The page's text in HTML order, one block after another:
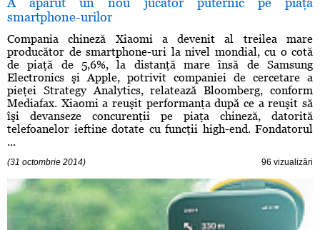
smartphone-urilor
Compania chineză Xiaomi a devenit al treilea mare
producător de smartphone-uri la nivel mondial, cu o cotă
de piaţă de 5,6%, la distanţă mare însă de Samsung
Electronics şi Apple, potrivit companiei de cercetare a
pieţei Strategy Analytics, relatează Bloomberg, conform
Mediafax. Xiaomi a reuşit performanţa după ce a reuşit să
îşi devanseze concurenţii pe piaţa chineză, datorită
telefoanelor ieftine dotate cu funcţii high-end. Fondatorul
...
(31 octombrie 2014) 96 vizualizări